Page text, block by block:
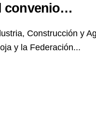
convenio
y la Federación...